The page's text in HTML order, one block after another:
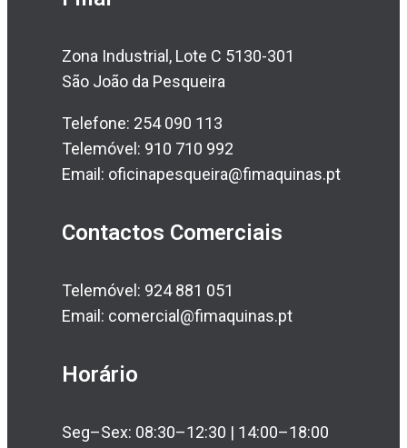
Zona Industrial, Lote C 5130-301
São João da Pesqueira
Telefone: 254 090 113
Telemóvel: 910 710 992
Email: oficinapesqueira@fimaquinas.pt
Contactos Comerciais
Telemóvel: 924 881 051
Email: comercial@fimaquinas.pt
Horário
Seg–Sex: 08:30–12:30 | 14:00–18:00